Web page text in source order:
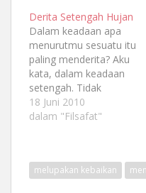
Aku seharusnya
menjadi bumi. Tidak
terhenti ketika begitu
banyak masalah
menghantam bertubi.
Terlebih, jika itu soal
cinta. Kesepakatan. Aku
belajar banyak dari
Derita Setengah Hujan
Dalam keadaan apa
menurutmu sesuatu itu
paling menderita? Aku
kata, dalam keadaan
setengah. Tidak
memuncak, tidak juga
membumi.
yang paling sangat
membuatmu derita.
18 Juni 2010
dalam "Filsafat"
melupakan kebaikan